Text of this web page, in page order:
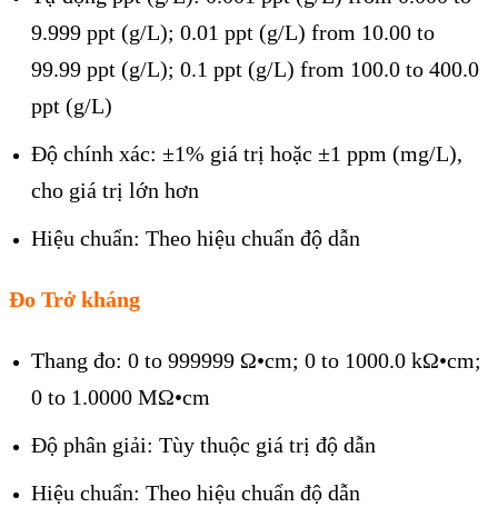
9.999 ppt (g/L); 0.01 ppt (g/L) from 10.00 to
99.99 ppt (g/L); 0.1 ppt (g/L) from 100.0 to 400.0
ppt (g/L)
Độ chính xác: ±1% giá trị hoặc ±1 ppm (mg/L),
cho giá trị lớn hơn
Hiệu chuẩn: Theo hiệu chuẩn độ dẫn
Đo Trở kháng
Thang đo: 0 to 999999 Ω•cm; 0 to 1000.0 kΩ•cm;
0 to 1.0000 MΩ•cm
Độ phân giải: Tùy thuộc giá trị độ dẫn
Hiệu chuẩn: Theo hiệu chuẩn độ dẫn